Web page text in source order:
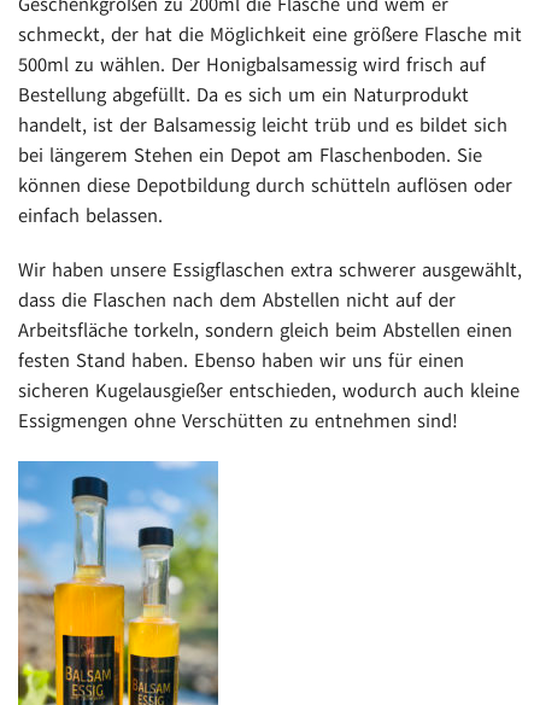
schmeckt, der hat die Möglichkeit eine größere Flasche mit
500ml zu wählen. Der Honigbalsamessig wird frisch auf
Bestellung abgefüllt. Da es sich um ein Naturprodukt
handelt, ist der Balsamessig leicht trüb und es bildet sich
bei längerem Stehen ein Depot am Flaschenboden. Sie
können diese Depotbildung durch schütteln auflösen oder
einfach belassen.
Wir haben unsere Essigflaschen extra schwerer ausgewählt,
dass die Flaschen nach dem Abstellen nicht auf der
Arbeitsfläche torkeln, sondern gleich beim Abstellen einen
festen Stand haben. Ebenso haben wir uns für einen
sicheren Kugelausgießer entschieden, wodurch auch kleine
Essigmengen ohne Verschütten zu entnehmen sind!